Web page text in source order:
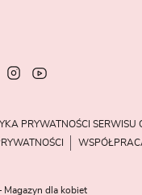
PRYWATNOŚCI SERWISU
dla kobiet